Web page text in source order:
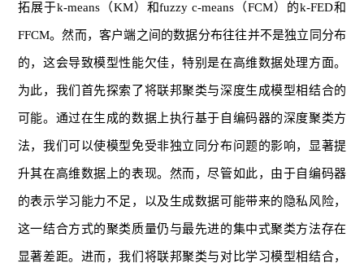
拓展于k-means（KM）和fuzzy c-means（FCM）的k-FED和
FFCM。然而，客户端之间的数据分布往往并不是独立同分布
的，这会导致模型性能欠佳，特别是在高维数据处理方面。
为此，我们首先探索了将联邦聚类与深度生成模型相结合的
可能。通过在生成的数据上执行基于自编码器的深度聚类方
法，我们可以使模型免受非独立同分布问题的影响，显著提
升其在高维数据上的表现。然而，尽管如此，由于自编码器
的表示学习能力不足，以及生成数据可能带来的隐私风险，
这一结合方式的聚类质量仍与最先进的集中式聚类方法存在
显著差距。进而，我们将联邦聚类与对比学习模型相结合，